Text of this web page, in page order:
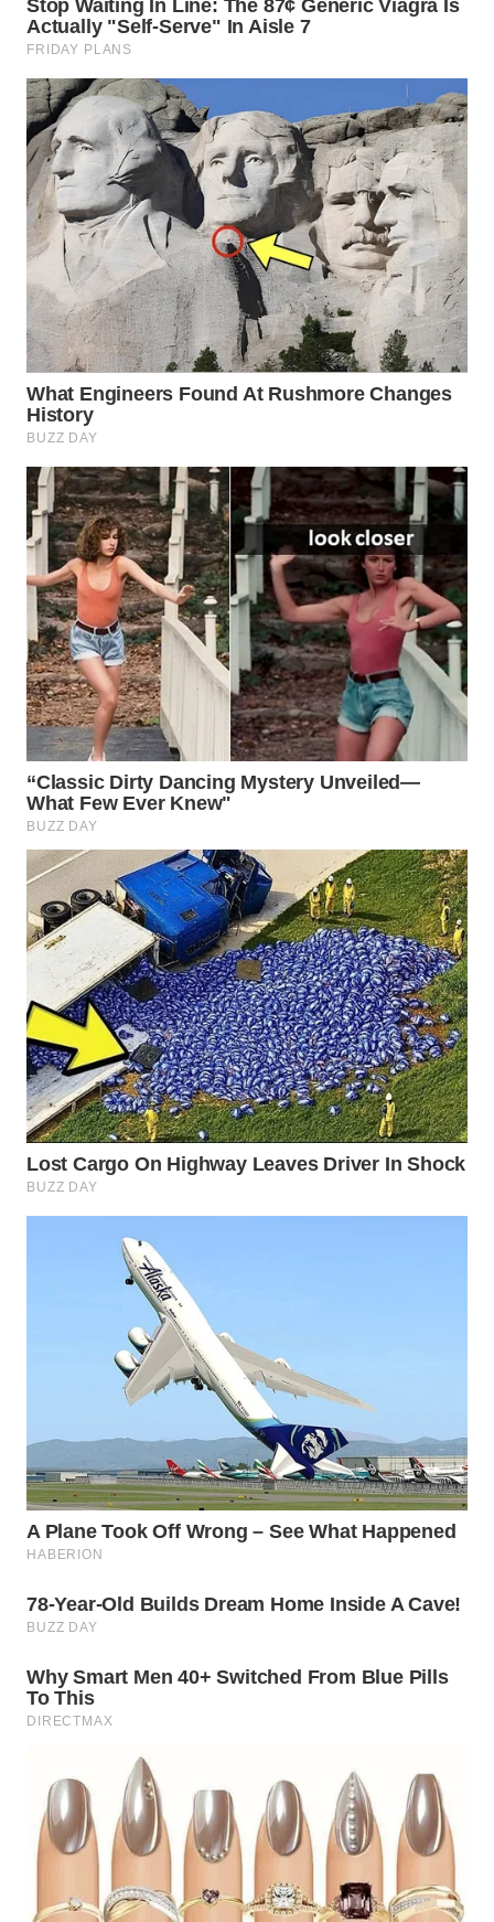
TENGAH
SERDANG
WN
TEBING
TINGGI
WN
PAKPAK
WN
KARAWANG
WN
BEKASI
WN
BOGOR
WN
DEPOK
WN
TAPANULI
UTARA
SAMOSIR
WN
PADANG
LAWAS
WN
SUMEDANG
WN
CIANJUR
WN
KEPULAUAN
SERIBU
TANGERANG
WN
INDRAMAYU
WN
WN
WN
WN
SUKABUMI
PURWAKARTA